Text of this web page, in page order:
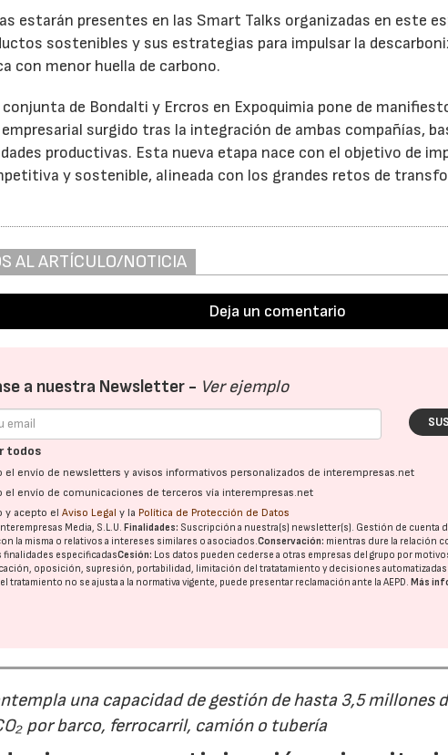
estarán presentes en las Smart Talks organizadas en este
sostenibles y sus estrategias para impulsar la
con menor huella de carbono.
de Bondalti y Ercros en Expoquimia pone de
surgido tras la integración de ambas compañías,
productivas. Esta nueva etapa nace con el objetivo de
y sostenible, alineada con los grandes retos de
AL ARTÍCULO/NOTICIA
Deja un comentario
a nuestra Newsletter - Ver ejemplo
todos
el envío de newsletters y avisos informativos personalizados de interempresas.net
el envío de comunicaciones de terceros vía interempresas.net
y acepto elAviso Legal y la Política de Protección de Datos
Media, S.L.U.Finalidades: Suscripción a nuestra(s) newsletter(s). Gestión de cuenta
la misma o relativos a intereses similares o asociados.Conservación: mientras dure la relación
finalidades especificadasCesión: Los datos pueden cederse a otras empresas del grupo por
oposición, supresión, portabilidad, limitación del tratatamiento y decisiones automatizadas:
tratamiento no se ajusta a la normativa vigente, puede presentar reclamación ante laAEPD.Más
una capacidad de gestión de hasta 3,5 millones
por barco, ferrocarril, camión o tubería